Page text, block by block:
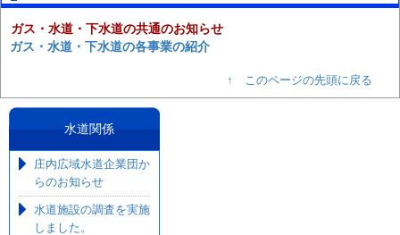
ガス・水道・下水道の共通のお知らせ
ガス・水道・下水道の各事業の紹介
↑ このページの先頭に戻る
水道関係
庄内広域水道企業団か
らのお知らせ
水道施設の調査を実施
しました。